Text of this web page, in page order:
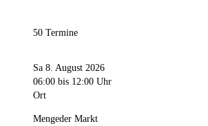
50 Termine
Sa 8. August 2026
06:00 bis 12:00 Uhr
Ort
Mengeder Markt